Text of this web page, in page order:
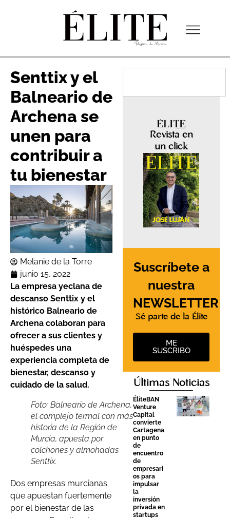
Senttix y el
Balneario de
Archena se
unen para
contribuir a
tu bienestar
Melanie de la Torre
junio 15, 2022
La empresa yeclana de
descanso Senttix y el
histórico Balneario de
Archena colaboran para
ofrecer a sus clientes y
huéspedes una
experiencia completa de
bienestar, descanso y
cuidado de la salud.
Foto: Balneario de Archena,
el complejo termal con más
historia de la Región de
Murcia, apuesta por
colchones y almohadas
Senttix.
Dos empresas murcianas
que apuestan fuertemente
por el bienestar de las
Revista en
un click
Suscríbete a
nuestra
NEWSLETTER
Sé parte de la Élite
ME
SUSCRIBO
Últimas Noticias
ÉliteBAN
Venture
Capital
convierte
Cartagena
en punto
de
encuentro
de
empresari
os para
impulsar
la
inversión
privada en
startups